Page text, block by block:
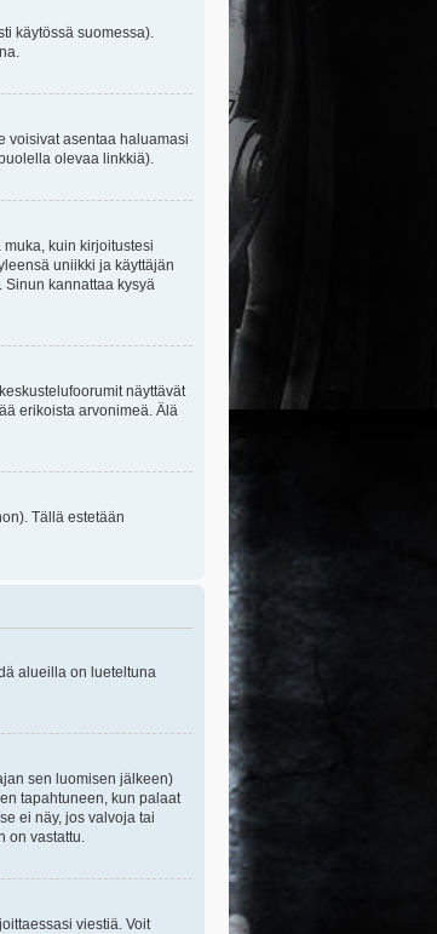
käytössä suomessa).
voisivat asentaa haluamasi
olevaa linkkiä).
kuin kirjoitustesi
uniikki ja käyttäjän
Sinun kannattaa kysyä
näyttävät
erikoista arvonimeä. Älä
Tällä estetään
alueilla on lueteltuna
sen luomisen jälkeen)
tapahtuneen, kun palaat
ei näy, jos valvoja tai
on vastattu.
viestiä. Voit